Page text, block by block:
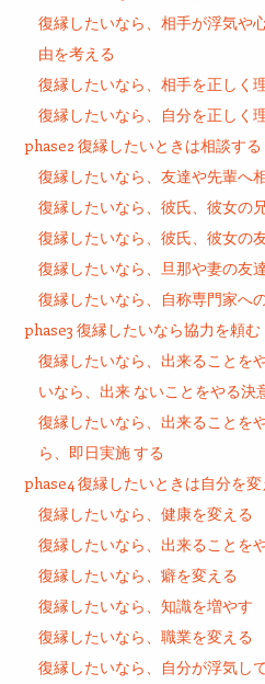
復縁したいなら、相手が浮気や
由を考える
復縁したいなら、相手を正しく
復縁したいなら、自分を正しく
phase2 復縁したいときは相談する
復縁したいなら、友達や先輩へ
復縁したいなら、彼氏、彼女の
復縁したいなら、彼氏、彼女の
復縁したいなら、旦那や妻の友
復縁したいなら、自称専門家へ
phase3 復縁したいなら協力を頼む
復縁したいなら、出来ることを
いなら、出来 ないことをやる決
復縁したいなら、出来ることを
ら、即日実施 する
phase4 復縁したいときは自分を変
復縁したいなら、健康を変える
復縁したいなら、出来ることを
復縁したいなら、癖を変える
復縁したいなら、知識を増やす
復縁したいなら、職業を変える
復縁したいなら、自分が浮気し